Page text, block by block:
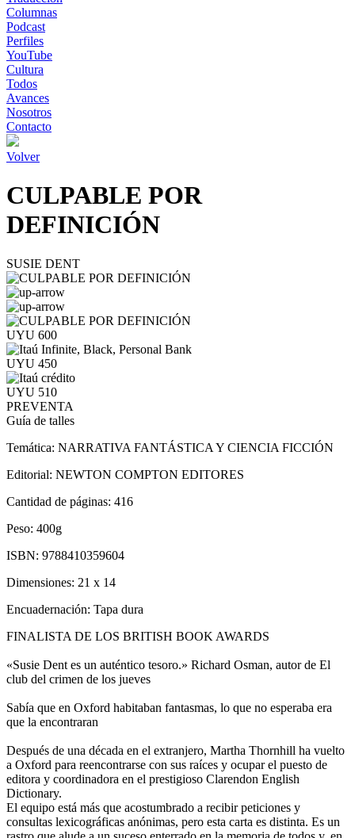
Columnas
Podcast
Perfiles
YouTube
Cultura
Todos
Avances
Nosotros
Contacto
Volver
CULPABLE POR
DEFINICIÓN
SUSIE DENT
UYU 600
UYU 450
UYU 510
PREVENTA
Guía de talles
Temática: NARRATIVA FANTÁSTICA Y CIENCIA FICCIÓN
Editorial: NEWTON COMPTON EDITORES
Cantidad de páginas: 416
Peso: 400g
ISBN: 9788410359604
Dimensiones: 21 x 14
Encuadernación: Tapa dura
FINALISTA DE LOS BRITISH BOOK AWARDS
«Susie Dent es un auténtico tesoro.» Richard Osman, autor de El
club del crimen de los jueves
Sabía que en Oxford habitaban fantasmas, lo que no esperaba era
que la encontraran
Después de una década en el extranjero, Martha Thornhill ha vuelto
a Oxford para reencontrarse con sus raíces y ocupar el puesto de
editora y coordinadora en el prestigioso Clarendon English
Dictionary.
El equipo está más que acostumbrado a recibir peticiones y
consultas lexicográficas anónimas, pero esta carta es distinta. Es un